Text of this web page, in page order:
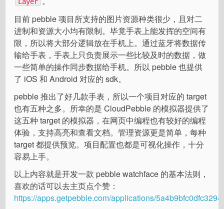
Layer
目前 pebble 项目所支持的图片资源种类很少，且对二
进制和资源大小均有限制。毕竟手表上能发挥的空间有
限，所以将大部分逻辑放在手机上。通过蓝牙将数据传
输给手表，手表上只负责展示一些比较及时的数据，做
一些简单的操作同步数据给手机。所以 pebble 也提供
了 iOS 和 Android 对应的 sdk。
pebble 推出了好几款手表，所以一个项目对应的 target
也有五种之多。所幸的是 CloudPebble 的模拟器提供了
这五种 target 的模拟器，在网页中编程也有较好的编程
体验，支持高亮和查看文档。管理资源更是简单，每种
target 都提供预览。项目配置也都是可视化操作，十分
容易上手。
以上内容就是开发一款 pebble watchface 的基本法则，
喜欢的话可以去主页点个赞：
https://apps.getpebble.com/applications/